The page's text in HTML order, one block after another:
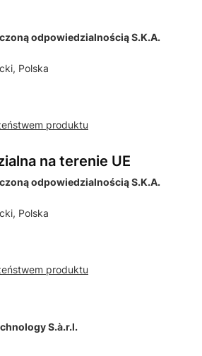
odpowiedzialnością S.K.A.
Polska
produktu
na terenie UE
odpowiedzialnością S.K.A.
Polska
produktu
S.à.r.l.